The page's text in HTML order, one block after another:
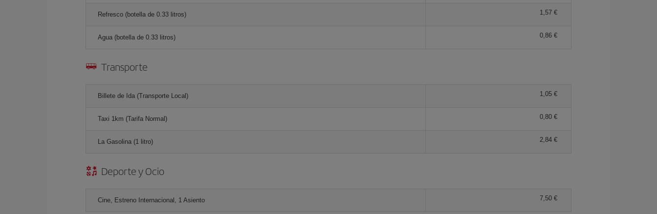
Refresco (botella de 0.33 litros) 1,57 €
Agua (botella de 0.33 litros) 0,86 €
Transporte
Billete de Ida (Transporte Local) 1,05 €
Taxi 1km (Tarifa Normal) 0,80 €
La Gasolina (1 litro) 2,84 €
Deporte y Ocio
Cine, Estreno Internacional, 1 Asiento 7,50 €